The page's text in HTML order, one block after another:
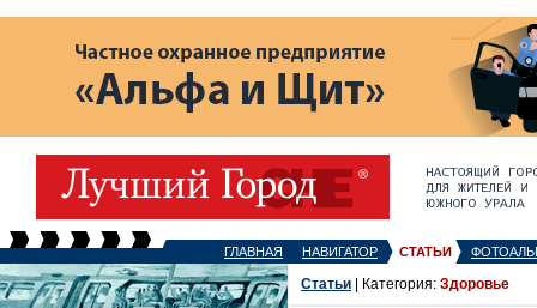
ГЛАВНАЯ НАВИГАТОР СТАТЬИ
Статьи | Категория: Здоровье